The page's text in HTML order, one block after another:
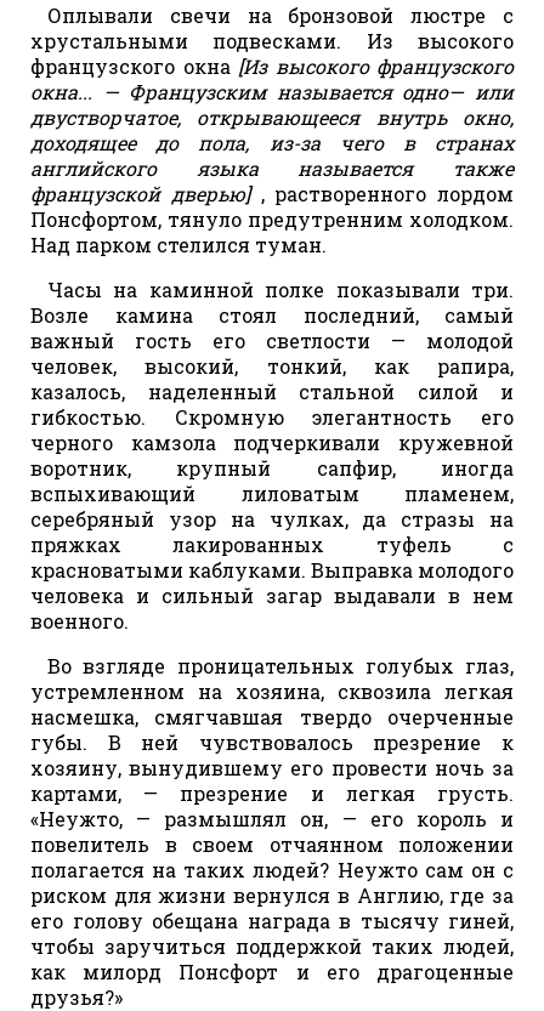
Оплывали свечи на бронзовой люстре с
хрустальными подвесками. Из высокого
французского окна [Из высокого французского
окна... — Французским называется одно— или
двустворчатое, открывающееся внутрь окно,
доходящее до пола, из-за чего в странах
английского языка называется также
французской дверью], растворенного лордом
Понсфортом, тянуло предутренним холодком.
Над парком стелился туман.
Часы на каминной полке показывали три.
Возле камина стоял последний, самый
важный гость его светлости — молодой
человек, высокий, тонкий, как рапира,
казалось, наделенный стальной силой и
гибкостью. Скромную элегантность его
черного камзола подчеркивали кружевной
воротник, крупный сапфир, иногда
вспыхивающий лиловатым пламенем,
серебряный узор на чулках, да стразы на
пряжках лакированных туфель с
красноватыми каблуками. Выправка молодого
человека и сильный загар выдавали в нем
военного.
Во взгляде проницательных голубых глаз,
устремленном на хозяина, сквозила легкая
насмешка, смягчавшая твердо очерченные
губы. В ней чувствовалось презрение к
хозяину, вынудившему его провести ночь за
картами, — презрение и легкая грусть.
«Неужто, — размышлял он, — его король и
повелитель в своем отчаянном положении
полагается на таких людей? Неужто сам он с
риском для жизни вернулся в Англию, где за
его голову обещана награда в тысячу гиней,
чтобы заручиться поддержкой таких людей,
как милорд Понсфорт и его драгоценные
друзья?»